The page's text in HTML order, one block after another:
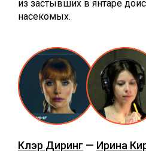
из застывших в янтаре
насекомых.
Клэр Диринг — Ирина